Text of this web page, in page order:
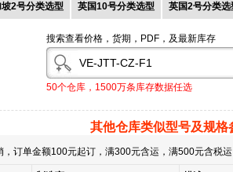
2号分类选型 英国10号分类选型 英国2号分类选
搜索查看价格，货期，PDF，及最新库存
50个仓库，1500万条库存数据任选
其他仓库类似型号及规格
订单金额100元起订，满300元含运，满500元含税